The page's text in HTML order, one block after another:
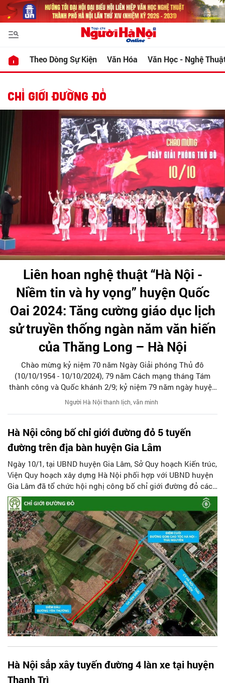
Theo Dòng Sự Kiện Văn Hóa Văn Học - Nghệ
CHỈ GIỚI ĐƯỜNG ĐỎ
Liên hoan nghệ thuật “Hà Nội -
Niềm tin và hy vọng” huyện Quốc
Oai 2024: Tăng cường giáo dục lịch
sử truyền thống ngàn năm văn hiến
của Thăng Long – Hà Nội
Chào mừng kỷ niệm 70 năm Ngày Giải phóng Thủ đô
(10/10/1954 - 10/10/2024), 79 năm Cách mạng tháng Tám
thành công và Quốc khánh 2/9; kỷ niệm 79 năm ngày huyện
Quốc Oai giành chính quyền (17/8/1945 – 17/8/2024), ngày
15/8, UBND huyện Quốc Oai tổ chức Liên hoan nghệ thuật
và hy vọng”.
Người Hà Nội thanh lịch, văn minh
Hà Nội công bố chỉ giới đường đỏ 5 tuyến
đường trên địa bàn huyện Gia Lâm
Ngày 10/1, tại UBND huyện Gia Lâm, Sở Quy hoạch Kiến trúc,
Viện Quy hoạch xây dựng Hà Nội phối hợp với UBND huyện
Gia Lâm đã tổ chức hội nghị công bố chỉ giới đường đỏ các
tuyến đường thuộc một số dự án trện địa bàn huyện.
Hà Nội sắp xây tuyến đường 4 làn xe tại huyện
Thanh Trì